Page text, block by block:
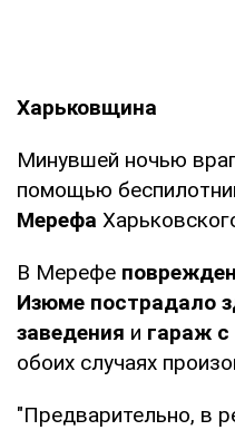
Харьковщина
Минувшей ночью
помощью
Мерефа
В Мерефе
Изюме пострадало
заведения и гараж с
обоих случаях
"Предварительно, в